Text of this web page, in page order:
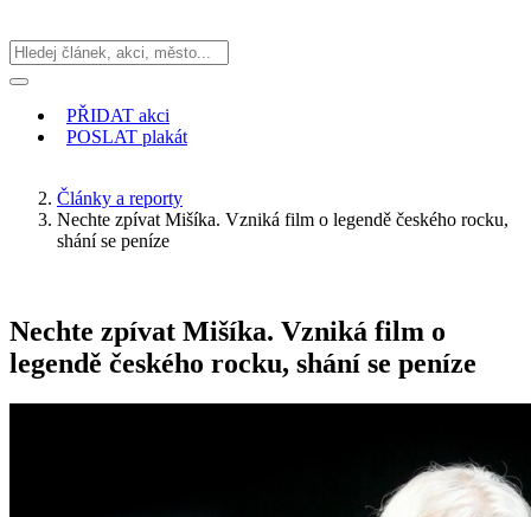
PŘIDAT akci
POSLAT plakát
Články a reporty
Nechte zpívat Mišíka. Vzniká film o legendě českého rocku,
shání se peníze
Nechte zpívat Mišíka. Vzniká film o
legendě českého rocku, shání se peníze